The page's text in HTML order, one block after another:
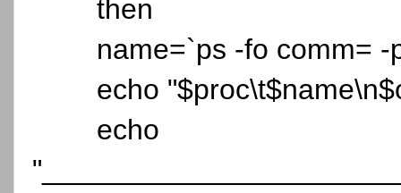
then
name=`ps -fo comm= -
echo
echo